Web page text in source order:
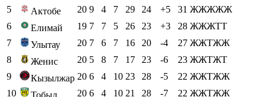
5
Актобе 20 9 4 7 29 24 +5 31 ЖЖЖЖЖ
6
Елимай 19 7 7 5 26 23 +3 28 ЖЖЖТТ
7
Улытау 20 7 6 7 16 20 -4 27 ЖЖТЖЖ
8
Женис 20 5 8 7 17 23 -6 23 ЖЖТЖТ
9
Кызылжар 20 6 4 10 23 28 -5 22 ЖЖТЖЖ
10
Тобыл 20 6 4 10 21 28 -7 22 ЖЖТЖЖ